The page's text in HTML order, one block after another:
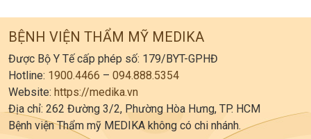
BỆNH VIỆN THẨM MỸ MEDIKA
Được Bộ Y Tế cấp phép số: 179/BYT-GPHĐ
Hotline: 1900.4466 – 094.888.5354
Website: https://medika.vn
Địa chỉ: 262 Đường 3/2, Phường Hòa Hưng, TP. HCM
Bệnh viện Thẩm mỹ MEDIKA không có chi nhánh.